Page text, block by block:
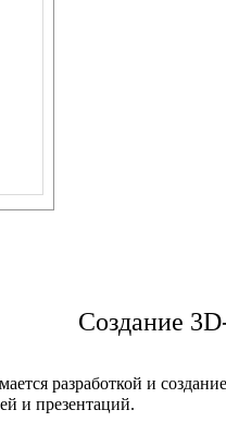
Создание
разработкой и
и презентаций.